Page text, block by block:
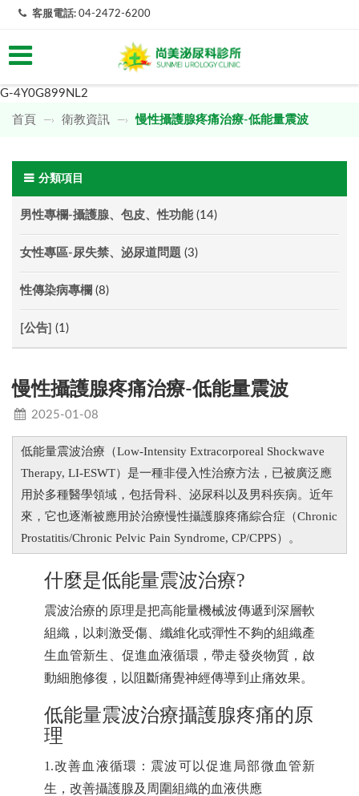
G-4Y0G899NL2
客服電話: 04-2472-6200
首頁 —› 衛教資訊 —› 慢性攝護腺疼痛治療-低能量震波
分類項目
男性專欄-攝護腺、包皮、性功能 (14)
女性專區-尿失禁、泌尿道問題 (3)
性傳染病專欄 (8)
[公告] (1)
慢性攝護腺疼痛治療-低能量震波
2025-01-08
低能量震波治療（Low-Intensity Extracorporeal Shockwave
Therapy, LI-ESWT）是一種非侵入性治療方法，已被廣泛應
用於多種醫學領域，包括骨科、泌尿科以及男科疾病。近年
來，它也逐漸被應用於治療慢性攝護腺疼痛綜合症（Chronic
Prostatitis/Chronic Pelvic Pain Syndrome, CP/CPPS）。
什麼是低能量震波治療?
震波治療的原理是把高能量機械波傳遞到深層軟
組織，以刺激受傷、纖維化或彈性不夠的組織產
生血管新生、促進血液循環，帶走發炎物質，啟
動細胞修復，以阻斷痛覺神經傳導到止痛效果。
低能量震波治療攝護腺疼痛的原
理
1.改善血液循環：震波可以促進局部微血管新
生，改善攝護腺及周圍組織的血液供應